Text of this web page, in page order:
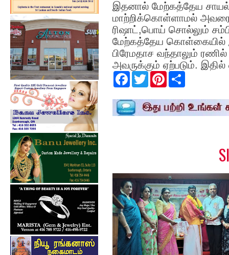
இதனால் மேற்கத்தேய
மாற்றிக்கொள்ளாமல் அவரைச்
ரிஷாட்,பொய் சொல்லும்
மேற்கத்தேய கொள்கையில்
பிரேமதாச வந்தாலும்
அவருக்கும் ஏற்படும்.
F
e
b
o
T
w
t
t
e
P
t
e
r
r
e